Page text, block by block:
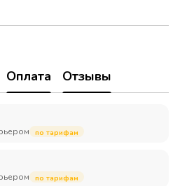
Оплата Отзывы
по тарифам
по тарифам